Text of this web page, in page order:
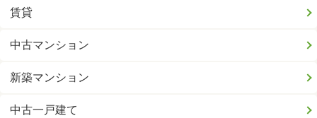
賃貸
中古マンション
新築マンション
中古一戸建て